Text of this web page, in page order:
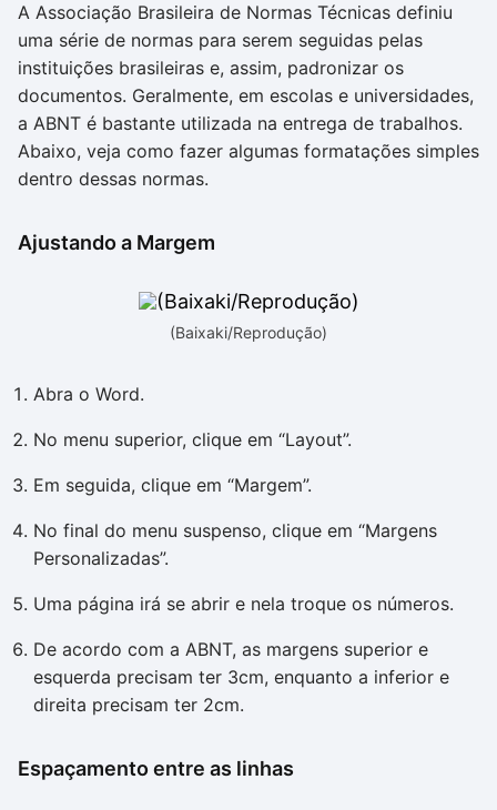
A Associação Brasileira de Normas Técnicas definiu
uma série de normas para serem seguidas pelas
instituições brasileiras e, assim, padronizar os
documentos. Geralmente, em escolas e universidades,
a ABNT é bastante utilizada na entrega de trabalhos.
Abaixo, veja como fazer algumas formatações simples
dentro dessas normas.
Ajustando a Margem
(Baixaki/Reprodução)
Abra o Word.
No menu superior, clique em “Layout”.
Em seguida, clique em “Margem”.
No final do menu suspenso, clique em “Margens
Personalizadas”.
Uma página irá se abrir e nela troque os números.
De acordo com a ABNT, as margens superior e
esquerda precisam ter 3cm, enquanto a inferior e
direita precisam ter 2cm.
Espaçamento entre as linhas